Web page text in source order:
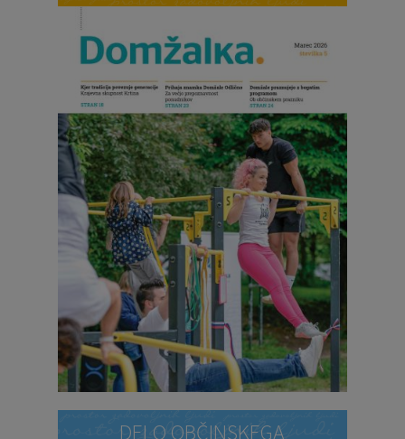
DELO OBČINSKEGA